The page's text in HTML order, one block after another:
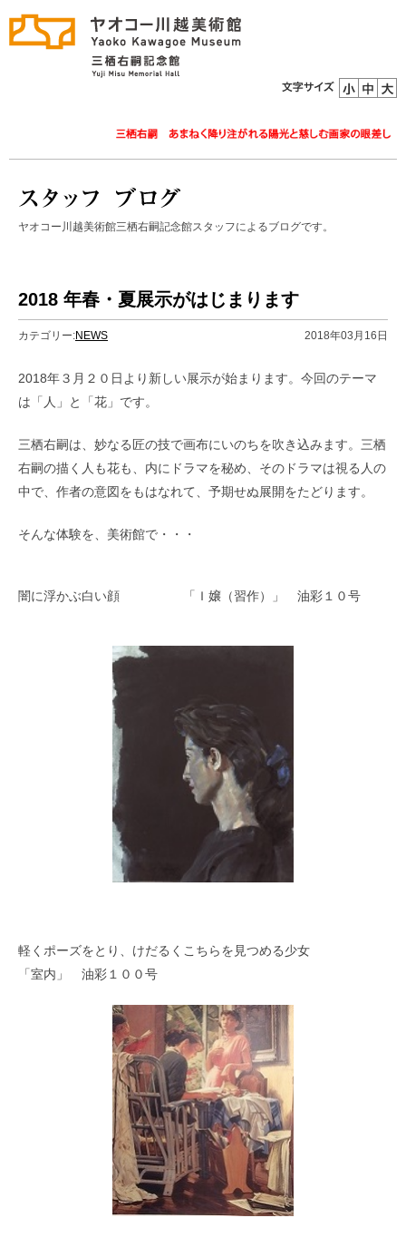
ヤオコー川越美術館三栖右嗣記念館スタッフによるブログです。
2018 年春・夏展示がはじまります
カテゴリー:NEWS 2018年03月16日
2018年３月２０日より新しい展示が始まります。今回のテーマ
は「人」と「花」です。
三栖右嗣は、妙なる匠の技で画布にいのちを吹き込みます。三栖
右嗣の描く人も花も、内にドラマを秘め、そのドラマは視る人の
中で、作者の意図をもはなれて、予期せぬ展開をたどります。
そんな体験を、美術館で・・・
闇に浮かぶ白い顔 「Ｉ嬢（習作）」 油彩１０号
軽くポーズをとり、けだるくこちらを見つめる少女
「室内」 油彩１００号